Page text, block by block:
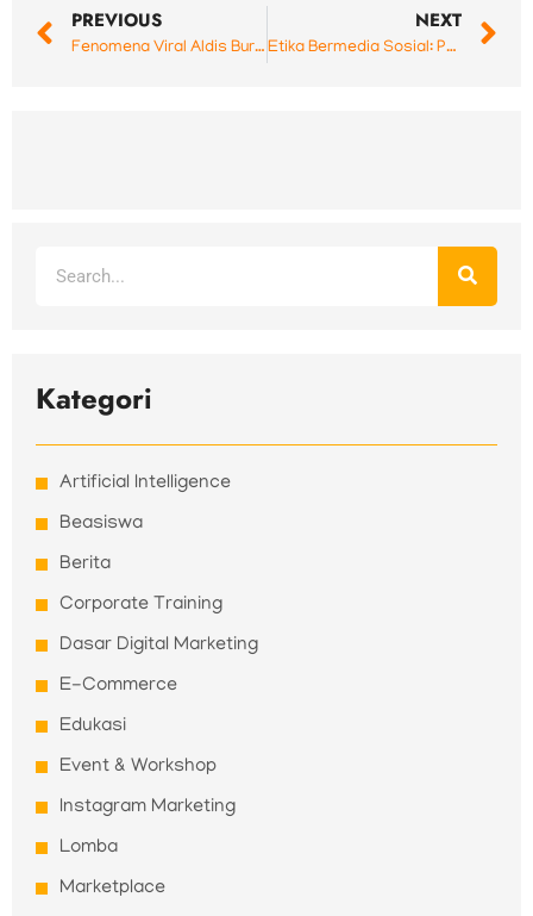
PREVIOUS
Fenomena Viral Aldis Burger: Pelajaran Penting Digital Marketing Tentang Personal Branding dan Authenticity
NEXT
Etika Bermedia Sosial: Pelajaran dari Kasus Viral Endorse yang Tuai Kecaman
Kategori
Artificial Intelligence
Beasiswa
Berita
Corporate Training
Dasar Digital Marketing
E-Commerce
Edukasi
Event & Workshop
Instagram Marketing
Lomba
Marketplace